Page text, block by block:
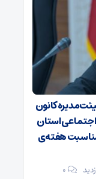
کانون
استان
هفته‌ی
۰